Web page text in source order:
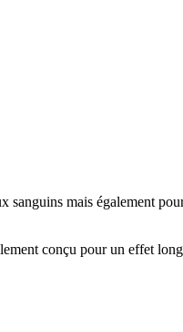
mais également
conçu pour un effet